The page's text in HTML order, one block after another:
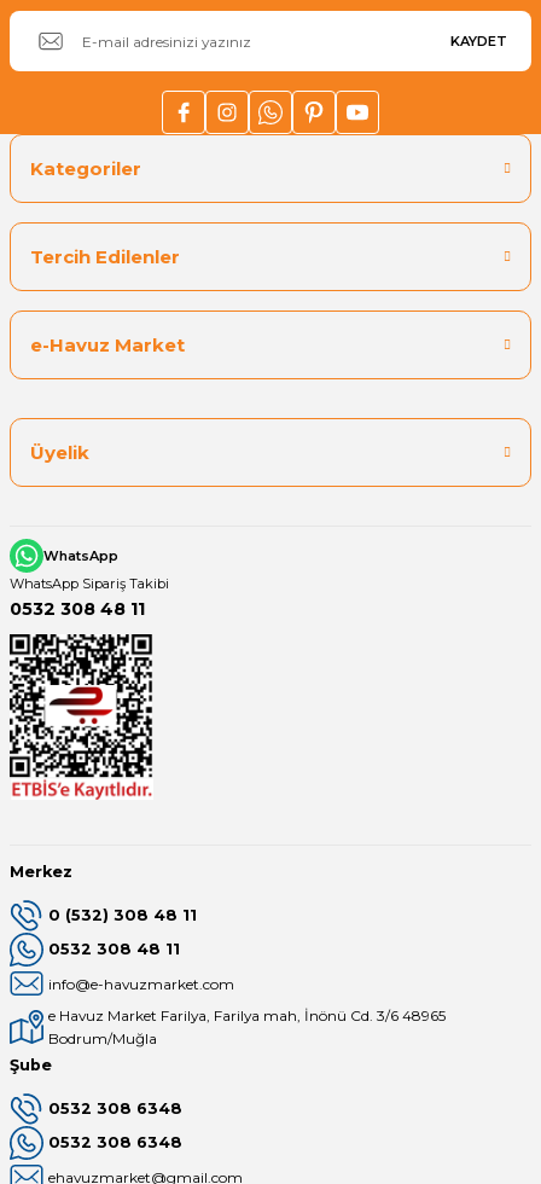
KAYDET
Kategoriler
Tercih Edilenler
e-Havuz Market
Üyelik
WhatsApp
WhatsApp Sipariş Takibi
0532 308 48 11
Merkez
0 (532) 308 48 11
0532 308 48 11
info@e-havuzmarket.com
e Havuz Market Farilya, Farilya mah, İnönü Cd. 3/6 48965
Bodrum/Muğla
Şube
0532 308 6348
0532 308 6348
ehavuzmarket@gmail.com